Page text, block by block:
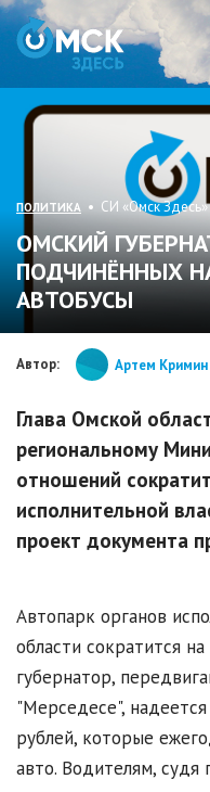
ПОЛИТИКА • СИ «Омск
ОМСКИЙ
ПОДЧИНЁННЫХ
АВТОБУСЫ
Автор: Артем Кримин
Глава Омской
региональному
отношений
исполнительной
проект документа
Автопарк органов
области сократится
губернатор,
"Мерседесе",
рублей, которые
авто. Водителям, судя